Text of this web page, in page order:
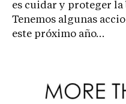
es cuidar y proteger
Tenemos algunas
este próximo año…